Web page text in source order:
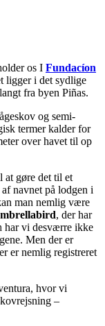
os I Fundacíon
ligger i det sydlige
fra byen Piñas.
og semi-
termer kalder for
over havet til op
at gøre det til et
navnet på lodgen i
man nemlig være
, der har
har vi desværre ikke
Men der er
er nemlig registreret
hvor vi
–